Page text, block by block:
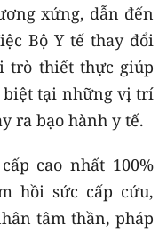
xứng, dẫn đến
Bộ Y tế thay đổi
trò thiết thực giúp
biệt tại những vị trí
ra bạo hành y tế.
cao nhất 100%
hồi sức cấp cứu,
tâm thần, pháp